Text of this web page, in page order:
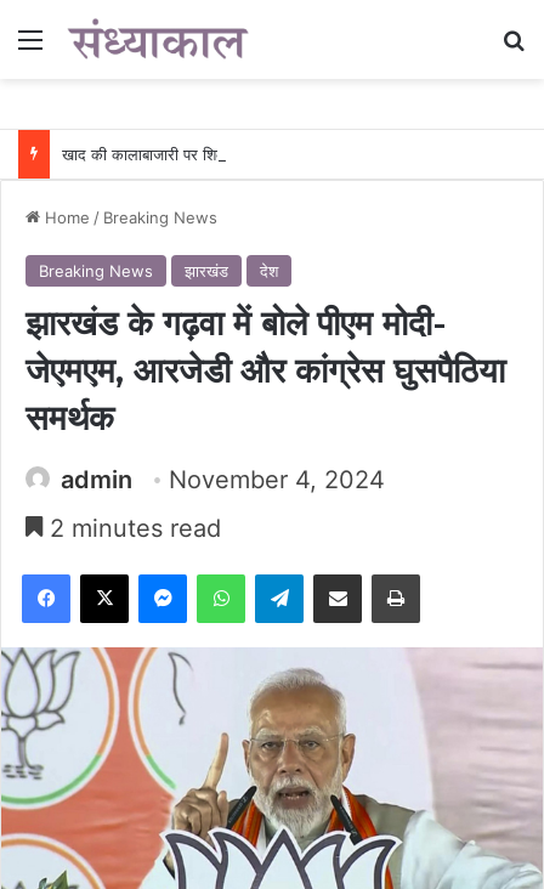
Menu
Home / Breaking News
Breaking News झारखंड देश
झारखंड के गढ़वा में बोले पीएम मोदी-
जेएमएम, आरजेडी और कांग्रेस घुसपैठिया
समर्थक
admin
November 4, 2024
2 minutes read
Facebook
X MessengerWhatsAppTelegramShare via Email Print